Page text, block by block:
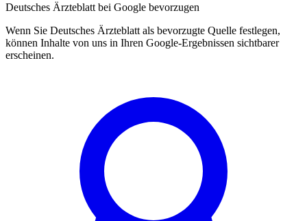
Deutsches Ärzteblatt bei Google bevorzugen
Wenn Sie Deutsches Ärzteblatt als bevorzugte Quelle festlegen,
können Inhalte von uns in Ihren Google-Ergebnissen sichtbarer
erscheinen.